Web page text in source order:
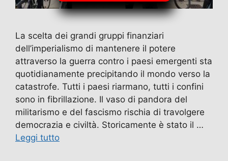
La scelta dei grandi gruppi finanziari
dell’imperialismo di mantenere il potere
attraverso la guerra contro i paesi emergenti sta
quotidianamente precipitando il mondo verso la
catastrofe. Tutti i paesi riarmano, tutti i confini
sono in fibrillazione. Il vaso di pandora del
militarismo e del fascismo rischia di travolgere
democrazia e civiltà. Storicamente è stato il …
Leggi tutto